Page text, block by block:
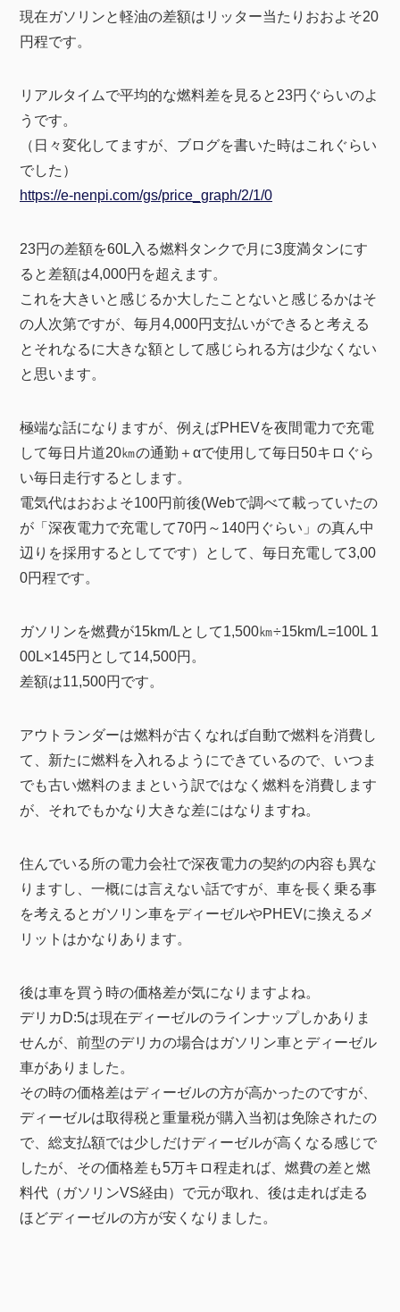
現在ガソリンと軽油の差額はリッター当たりおおよそ20
円程です。
リアルタイムで平均的な燃料差を見ると23円ぐらいのよ
うです。
（日々変化してますが、ブログを書いた時はこれぐらい
でした）
https://e-nenpi.com/gs/price_graph/2/1/0
23円の差額を60L入る燃料タンクで月に3度満タンにす
ると差額は4,000円を超えます。
これを大きいと感じるか大したことないと感じるかはそ
の人次第ですが、毎月4,000円支払いができると考える
とそれなるに大きな額として感じられる方は少なくない
と思います。
極端な話になりますが、例えばPHEVを夜間電力で充電
して毎日片道20㎞の通勤＋αで使用して毎日50キロぐら
い毎日走行するとします。
電気代はおおよそ100円前後(Webで調べて載っていたの
が「深夜電力で充電して70円～140円ぐらい」の真ん中
辺りを採用するとしてです）として、毎日充電して3,00
0円程です。
ガソリンを燃費が15km/Lとして1,500㎞÷15km/L=100L 1
00L×145円として14,500円。
差額は11,500円です。
アウトランダーは燃料が古くなれば自動で燃料を消費し
て、新たに燃料を入れるようにできているので、いつま
でも古い燃料のままという訳ではなく燃料を消費します
が、それでもかなり大きな差にはなりますね。
住んでいる所の電力会社で深夜電力の契約の内容も異な
りますし、一概には言えない話ですが、車を長く乗る事
を考えるとガソリン車をディーゼルやPHEVに換えるメ
リットはかなりあります。
後は車を買う時の価格差が気になりますよね。
デリカD:5は現在ディーゼルのラインナップしかありま
せんが、前型のデリカの場合はガソリン車とディーゼル
車がありました。
その時の価格差はディーゼルの方が高かったのですが、
ディーゼルは取得税と重量税が購入当初は免除されたの
で、総支払額では少しだけディーゼルが高くなる感じで
したが、その価格差も5万キロ程走れば、燃費の差と燃
料代（ガソリンVS経由）で元が取れ、後は走れば走る
ほどディーゼルの方が安くなりました。